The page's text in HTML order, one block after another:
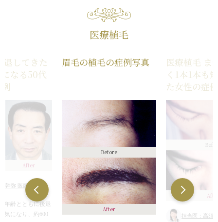
医療植毛
退してきた
なる50代
After
幹弥 医師
年齢とともに後退
気になり、約600
眉毛の植毛の症例写真
Before
After
医療植毛 ま
く1本1本も
た女性の症例
担当医：高須